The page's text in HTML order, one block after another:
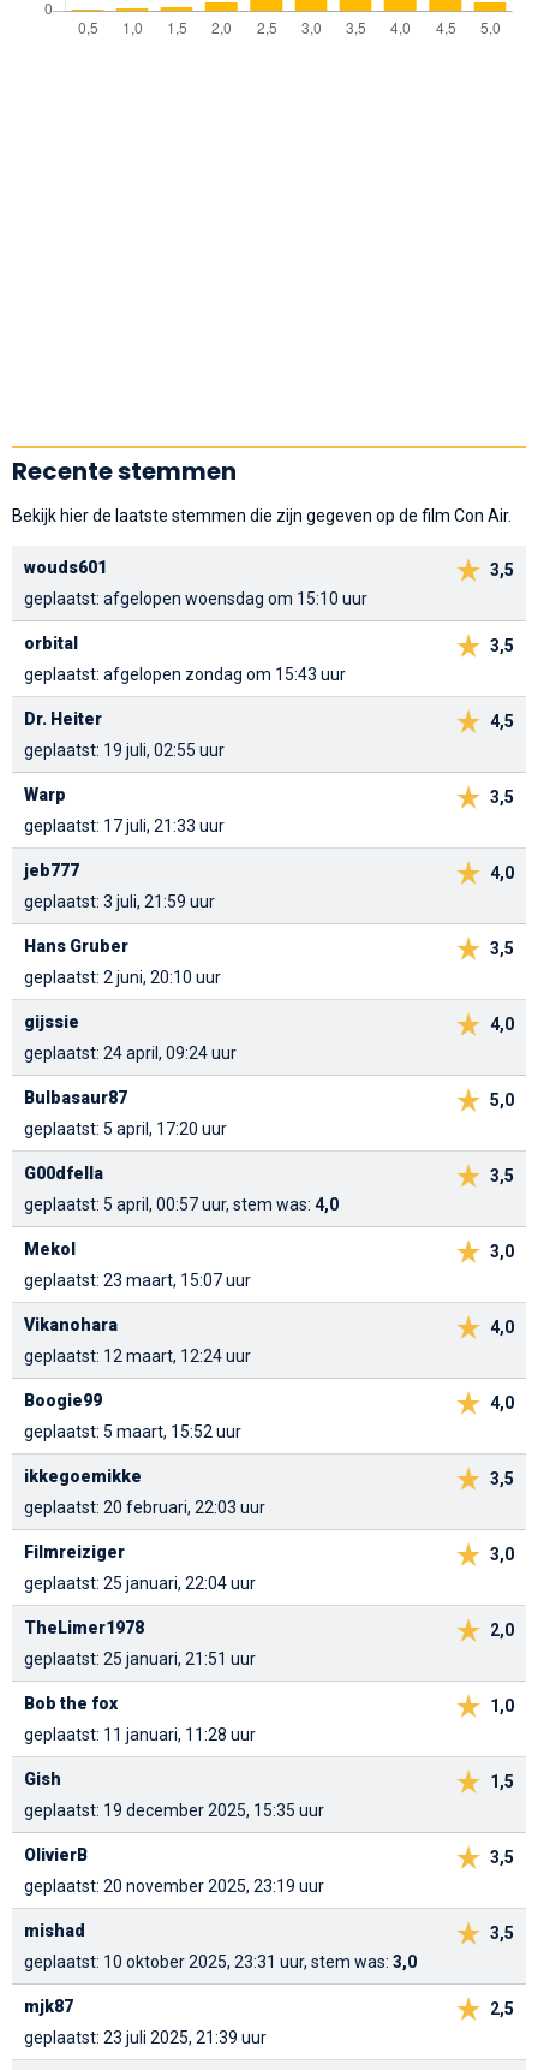
Recente stemmen
Bekijk hier de laatste stemmen die zijn gegeven op de film Con Air.
3,5
wouds601
geplaatst: afgelopen woensdag om 15:10 uur
3,5
orbital
geplaatst: afgelopen zondag om 15:43 uur
4,5
Dr. Heiter
geplaatst: 19 juli, 02:55 uur
3,5
Warp
geplaatst: 17 juli, 21:33 uur
4,0
jeb777
geplaatst: 3 juli, 21:59 uur
3,5
Hans Gruber
geplaatst: 2 juni, 20:10 uur
4,0
gijssie
geplaatst: 24 april, 09:24 uur
5,0
Bulbasaur87
geplaatst: 5 april, 17:20 uur
3,5
G00dfella
geplaatst: 5 april, 00:57 uur, stem was: 4,0
3,0
Mekol
geplaatst: 23 maart, 15:07 uur
4,0
Vikanohara
geplaatst: 12 maart, 12:24 uur
4,0
Boogie99
geplaatst: 5 maart, 15:52 uur
3,5
ikkegoemikke
geplaatst: 20 februari, 22:03 uur
3,0
Filmreiziger
geplaatst: 25 januari, 22:04 uur
2,0
TheLimer1978
geplaatst: 25 januari, 21:51 uur
1,0
Bob the fox
geplaatst: 11 januari, 11:28 uur
1,5
Gish
geplaatst: 19 december 2025, 15:35 uur
3,5
OlivierB
geplaatst: 20 november 2025, 23:19 uur
3,5
mishad
geplaatst: 10 oktober 2025, 23:31 uur, stem was: 3,0
2,5
mjk87
geplaatst: 23 juli 2025, 21:39 uur